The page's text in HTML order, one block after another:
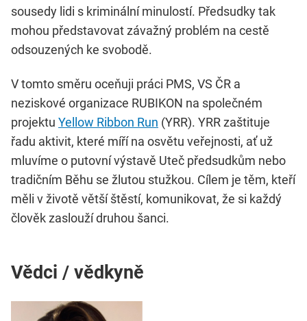
sousedy lidi s kriminální minulostí. Předsudky tak
mohou představovat závažný problém na cestě
odsouzených ke svobodě.
V tomto směru oceňuji práci PMS, VS ČR a
neziskové organizace RUBIKON na společném
projektu Yellow Ribbon Run (YRR). YRR zaštituje
řadu aktivit, které míří na osvětu veřejnosti, ať už
mluvíme o putovní výstavě Uteč předsudkům nebo
tradičním Běhu se žlutou stužkou. Cílem je těm, kteří
měli v životě větší štěstí, komunikovat, že si každý
člověk zaslouží druhou šanci.
Vědci / vědkyně